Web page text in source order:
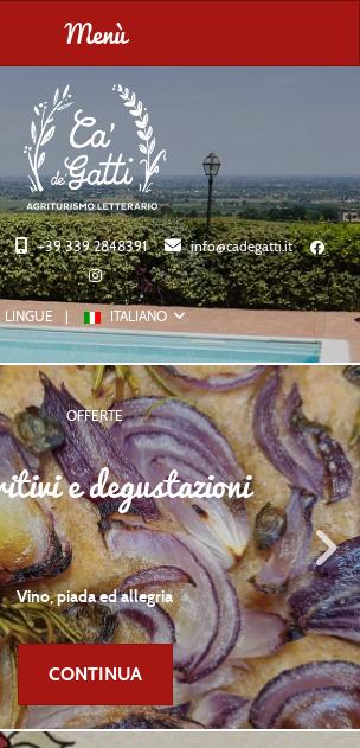
Menù
+39 339 2848391 info@cadegatti.it
LINGUE ITALIANO
OFFERTE
nic tutto l'anno
Pic- nic a perdita d'occhio!
CONTINUA